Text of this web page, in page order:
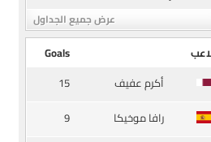
عرض جميع الجداول
Goals
أكرم عفيف
15
رافا موخيكا
9